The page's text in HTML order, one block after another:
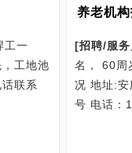
工一
工地池
联系
养老机
[招聘/服
名， 60周
况 地址:安
号 电话：